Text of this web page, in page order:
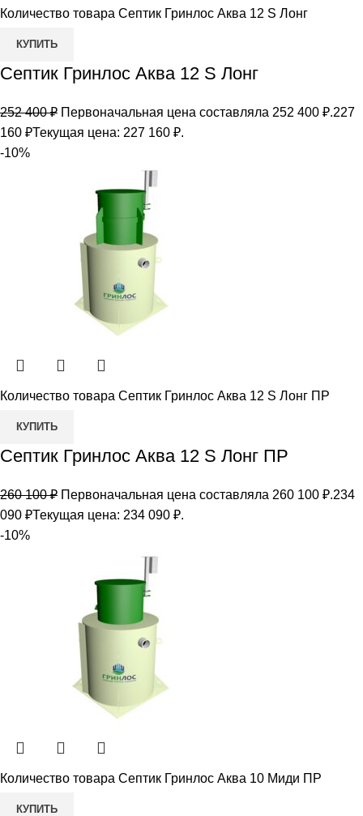
Количество товара Септик Гринлос Аква 12 S Лонг
КУПИТЬ
Септик Гринлос Аква 12 S Лонг
252 400₽ Первоначальная цена составляла 252 400 ₽.227
160 ₽Текущая цена: 227 160 ₽.
-10%
Количество товара Септик Гринлос Аква 12 S Лонг ПР
КУПИТЬ
Септик Гринлос Аква 12 S Лонг ПР
260 100₽ Первоначальная цена составляла 260 100 ₽.234
090 ₽Текущая цена: 234 090 ₽.
-10%
Количество товара Септик Гринлос Аква 10 Миди ПР
КУПИТЬ